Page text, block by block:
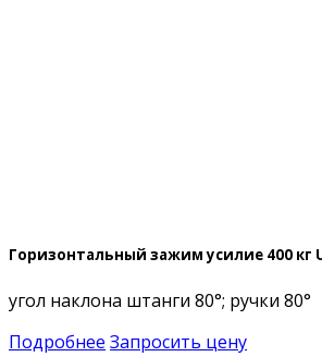
Горизонтальный зажим усилие 400 кг
угол наклона штанги 80°; ручки 80°
Подробнее Запросить цену